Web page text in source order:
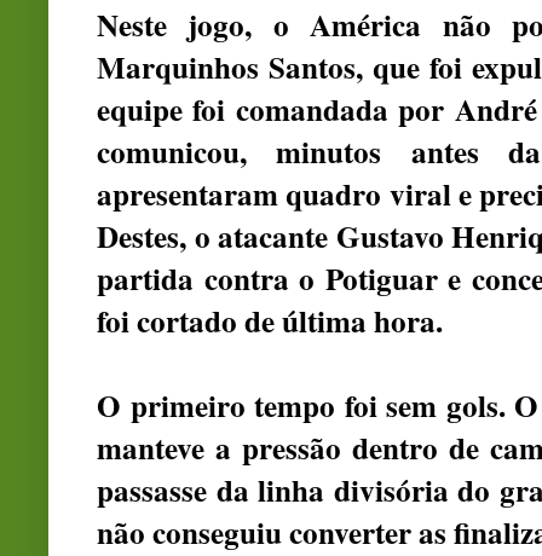
Neste jogo, o América não
Marquinhos Santos, que foi
equipe foi comandada por
comunicou, minutos antes
apresentaram quadro viral e
Destes, o atacante Gustavo
partida contra o Potiguar e
foi cortado de última hora.
O primeiro tempo foi sem gols.
manteve a pressão dentro de
passasse da linha divisória do
não conseguiu converter as